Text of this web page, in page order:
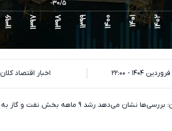
اخبار اقتصاد کلان
اکوایران: بررسی‌ها نشان می‌دهد رشد